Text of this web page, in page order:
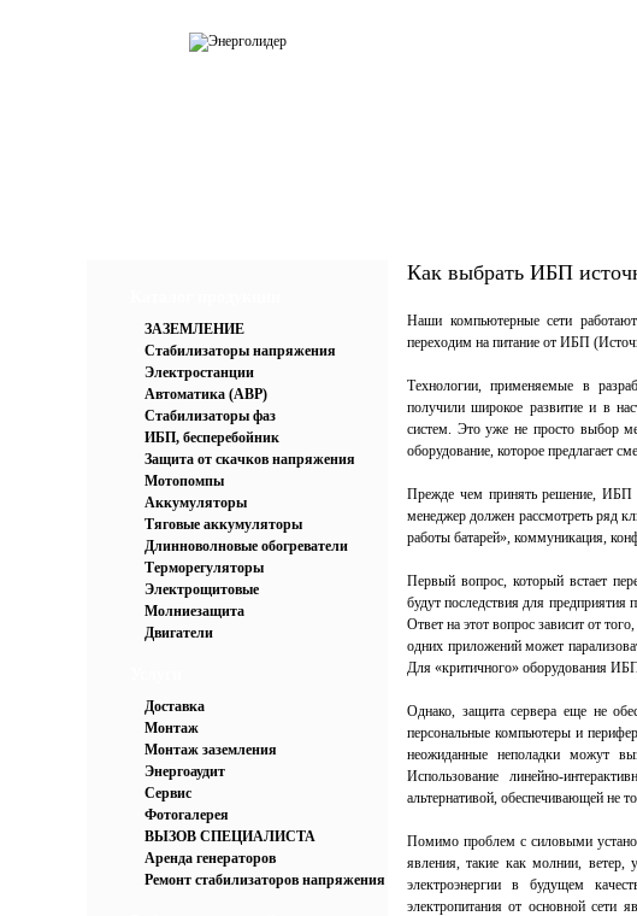
ЗАЗЕМЛЕНИЕ
Стабилизаторы напряжения
Электростанции
Автоматика (АВР)
Стабилизаторы фаз
ИБП, бесперебойник
Защита от скачков напряжения
Мотопомпы
Аккумуляторы
Тяговые аккумуляторы
Длинноволновые обогреватели
Терморегуляторы
Электрощитовые
Молниезащита
Двигатели
Доставка
Монтаж
Монтаж заземления
Энергоаудит
Сервис
Фотогалерея
ВЫЗОВ СПЕЦИАЛИСТА
Аренда генераторов
Ремонт стабилизаторов напряжения
Как выбрать ИБП
Наши компьютерные сети
переходим на питание от ИБП
Технологии, применяемые в
получили широкое развитие и в
систем. Это уже не просто выбор
оборудование, которое предлагает
Прежде чем принять решение, ИБП
менеджер должен рассмотреть ряд
работы батарей», коммуникация,
Первый вопрос, который встает
будут последствия для
Ответ на этот вопрос зависит от
одних приложений может
Для «критичного» оборудования
Однако, защита сервера еще не
персональные компьютеры и
неожиданные неполадки можут
Использование линейно-
альтернативой, обеспечивающей не
Помимо проблем с силовыми
явления, такие как молнии, ветер,
электроэнергии в будущем
электропитания от основной сети